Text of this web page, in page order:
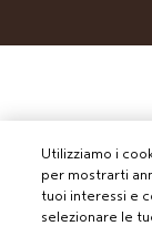
Utilizziamo i
per mostrarti
tuoi interessi e
selezionare le